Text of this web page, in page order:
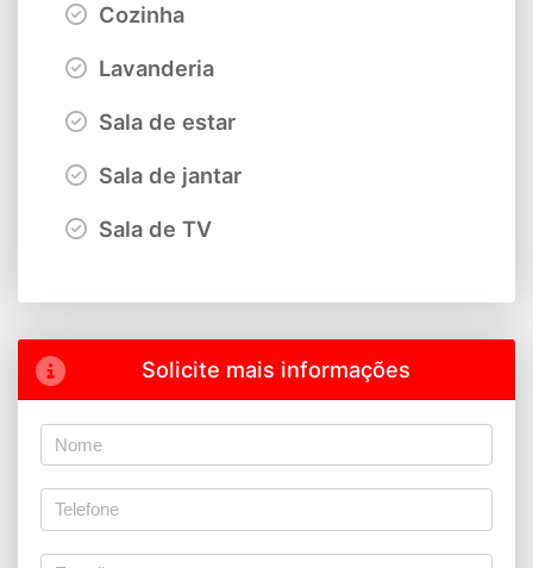
Cozinha
Lavanderia
Sala de estar
Sala de jantar
Sala de TV
Solicite mais informações